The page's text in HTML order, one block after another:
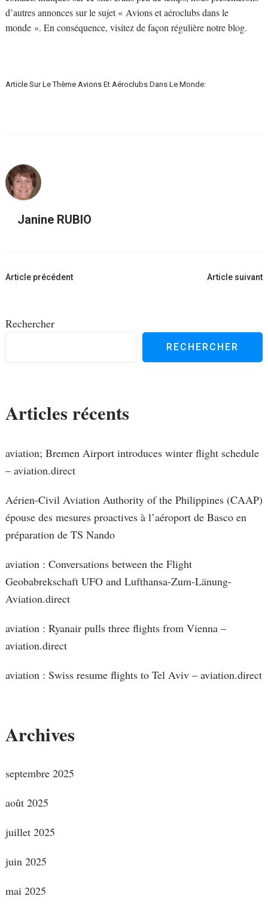
d’autres annonces sur le sujet « Avions et aéroclubs dans le
monde ». En conséquence, visitez de façon régulière notre blog.
Article Sur Le Thème Avions Et Aéroclubs Dans Le Monde:
Janine RUBIO
Navigation
Article précédent Article suivant
Rechercher
RECHERCHER
Articles récents
aviation; Bremen Airport introduces winter flight schedule
– aviation.direct
Aérien-Civil Aviation Authority of the Philippines (CAAP)
épouse des mesures proactives à l’aéroport de Basco en
préparation de TS Nando
aviation : Conversations between the Flight
Geobabrekschaft UFO and Lufthansa-Zum-Länung-
Aviation.direct
aviation : Ryanair pulls three flights from Vienna –
aviation.direct
aviation : Swiss resume flights to Tel Aviv – aviation.direct
Archives
septembre 2025
août 2025
juillet 2025
juin 2025
mai 2025